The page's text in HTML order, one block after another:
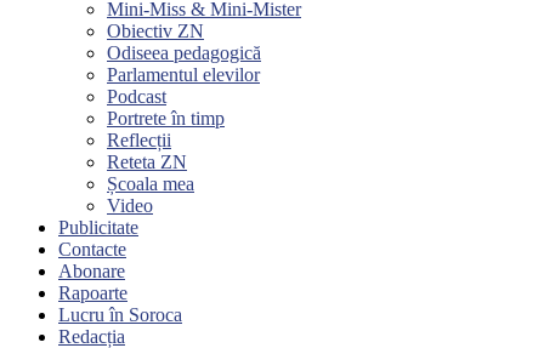
Mini-Miss & Mini-Mister
Obiectiv ZN
Odiseea pedagogică
Parlamentul elevilor
Podcast
Portrete în timp
Reflecții
Reteta ZN
Școala mea
Video
Publicitate
Contacte
Abonare
Rapoarte
Lucru în Soroca
Redacția